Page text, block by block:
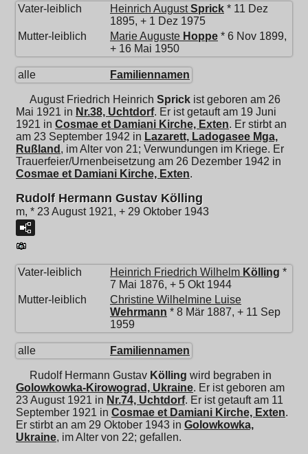
Vater-leiblich Heinrich August Sprick * 11 Dez
1895, + 1 Dez 1975
Mutter-leiblich
Marie Auguste Hoppe * 6 Nov 1899,
+ 16 Mai 1950
alle Familiennamen
August Friedrich Heinrich Sprick ist geboren am 26
Mai 1921 in Nr.38, Uchtdorf. Er ist getauft am 19 Juni
1921 in Cosmae et Damiani Kirche, Exten. Er stirbt an
am 23 September 1942 in Lazarett, Ladogasee Mga,
Rußland , im Alter von 21; Verwundungen im Kriege. Er
Trauerfeier/Urnenbeisetzung am 26 Dezember 1942 in
Cosmae et Damiani Kirche, Exten.
Rudolf Hermann Gustav Kölling
m, * 23 August 1921, + 29 Oktober 1943
Vater-leiblich Heinrich Friedrich Wilhelm Kölling *
7 Mai 1876, + 5 Okt 1944
Mutter-leiblich
Christine Wilhelmine Luise
Wehrmann * 8 Mär 1887, + 11 Sep
1959
alle Familiennamen
Rudolf Hermann Gustav Kölling wird begraben in
Golowkowka-Kirowograd, Ukraine. Er ist geboren am
23 August 1921 in Nr.74, Uchtdorf. Er ist getauft am 11
September 1921 in Cosmae et Damiani Kirche, Exten.
Er stirbt an am 29 Oktober 1943 in Golowkowka,
Ukraine, im Alter von 22; gefallen.